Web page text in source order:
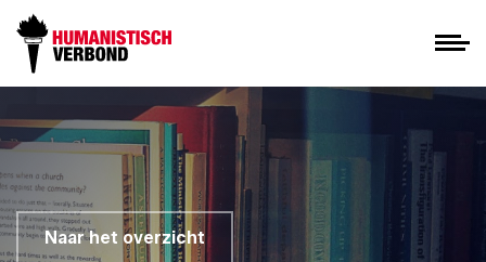
Naar het overzicht